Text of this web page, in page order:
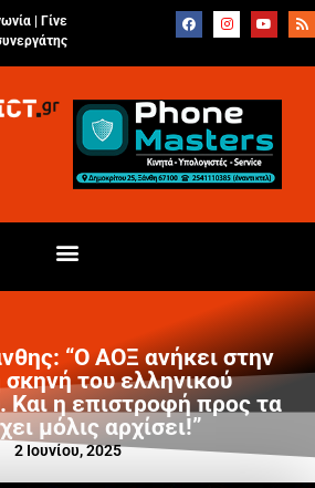
Γίνε
“Ο ΑΟΞ ανήκει στην
σκηνή του ελληνικού
Και η επιστροφή προς τα
μόλις αρχίσει!”
2 Ιουνίου, 2025